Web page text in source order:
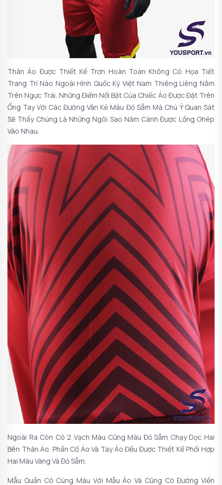
Thân Áo Được Thiết Kế Trơn Hoàn Toàn Không Có Họa Tiết
Trang Trí Nào Ngoài Hình Quốc Kỳ Việt Nam Thiêng Liêng Nằm
Trên Ngực Trái. Những Điểm Nổi Bật Của Chiếc Áo Được Đặt Trên
Ống Tay Với Các Đường Vân Kẻ Màu Đỏ Sẫm Mà Chú Ý Quan Sát
Sẽ Thấy Chúng Là Những Ngôi Sao Năm Cánh Được Lồng Ghép
Vào Nhau.
Ngoài Ra Còn Có 2 Vạch Màu Cũng Màu Đỏ Sẫm Chạy Dọc Hai
Bên Thân Áo. Phần Cổ Áo Và Tay Áo Đều Được Thiết Kế Phối Hợp
Hai Màu Vàng Và Đỏ Sẫm.
Mẫu Quần Có Cùng Màu Với Mẫu Áo Và Cũng Có Đường Viền